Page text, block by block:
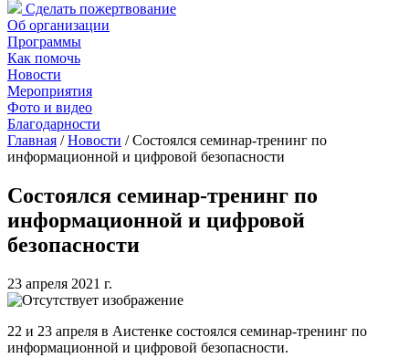
Сделать пожертвование
Об организации
Программы
Как помочь
Новости
Мероприятия
Фото и видео
Благодарности
Главная /Новости /Состоялся семинар-тренинг по
информационной и цифровой безопасности
Состоялся семинар-тренинг по
информационной и цифровой
безопасности
23 апреля 2021 г.
22 и 23 апреля в Аистенке состоялся семинар-тренинг по
информационной и цифровой безопасности.